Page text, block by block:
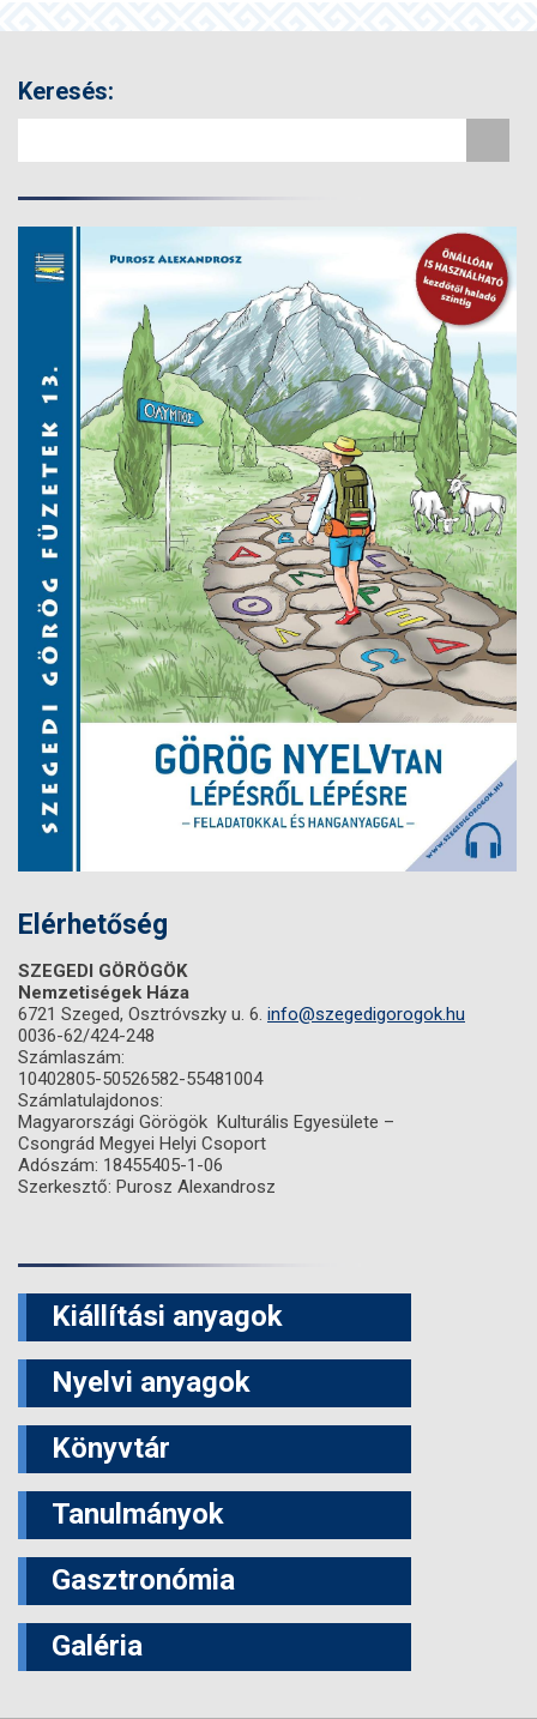
Keresés:
Elérhetőség
SZEGEDI GÖRÖGÖK
Nemzetiségek Háza
6721 Szeged, Osztróvszky u. 6. info@szegedigorogok.hu
0036-62/424-248
Számlaszám:
10402805-50526582-55481004
Számlatulajdonos:
Magyarországi Görögök Kulturális Egyesülete –
Csongrád Megyei Helyi Csoport
Adószám: 18455405-1-06
Szerkesztő: Purosz Alexandrosz
Kiállítási anyagok
Nyelvi anyagok
Könyvtár
Tanulmányok
Gasztronómia
Galéria